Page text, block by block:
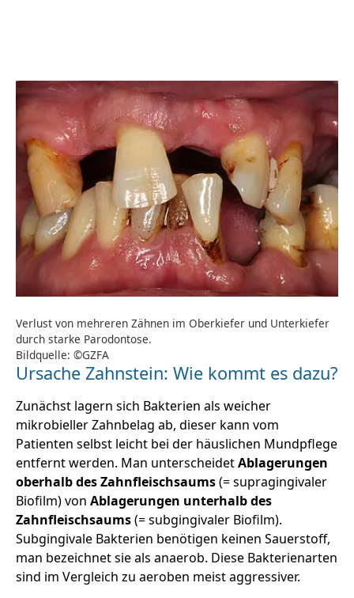
Verlust von mehreren Zähnen im Oberkiefer und Unterkiefer
durch starke Parodontose.
Bildquelle: ©GZFA
Ursache Zahnstein: Wie kommt es dazu?
Zunächst lagern sich Bakterien als weicher
mikrobieller Zahnbelag ab, dieser kann vom
Patienten selbst leicht bei der häuslichen Mundpflege
entfernt werden. Man unterscheidetAblagerungen
oberhalb des Zahnfleischsaums(= supragingivaler
Biofilm) von Ablagerungen unterhalb des
Zahnfleischsaums(= subgingivaler Biofilm).
Subgingivale Bakterien benötigen keinen Sauerstoff,
man bezeichnet sie als anaerob. Diese Bakterienarten
sind im Vergleich zu aeroben meist aggressiver.